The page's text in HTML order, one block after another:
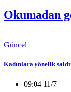
Okumadan
Güncel
Kadınlara yönelik
09:04 11/7